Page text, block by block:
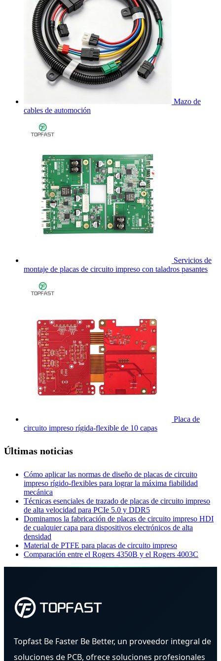
Mazo de
cables de automoción
Servicios de
montaje de placas de circuito impreso con taladros pasantes
Placa de
circuito impreso rígida-flexible de 10 capas
Últimas noticias
Cómo aplicar las normas de diseño de placas de circuito
impreso rígido-flexibles para lograr la máxima fiabilidad
mecánica
Técnicas esenciales de trazado de placas de circuito impreso
de alta velocidad para PCIe 5.0 y DDR5
Dominamos la fabricación de placas de circuito impreso HDI
de cualquier capa para dispositivos electrónicos de alta
densidad
Material de PTFE para placas de circuito impreso
Comparación entre el Rogers 4350B y el Rogers 4003C
Topfast Be Faster Be Better, un proveedor integral de
soluciones de PCB, ofrece soluciones profesionales